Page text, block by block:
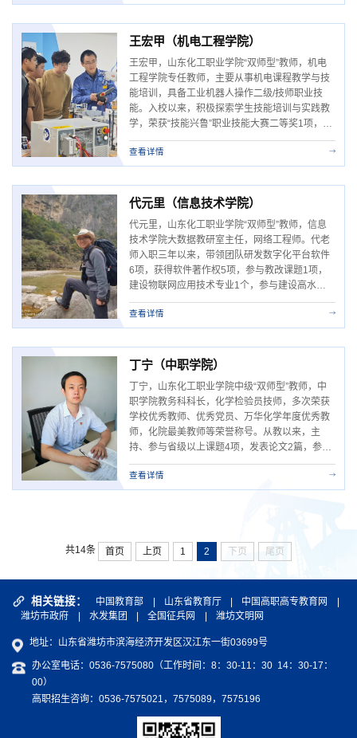
育思想研究规划课题1项、省级课题2项、潍坊市
社会科学规划重点研究专项课题2项、潍坊市教
育科学规划党建思政专项课题1项，...
王宏甲（机电工程学院）
王宏甲，山东化工职业学院“双师型”教师，机电
工程学院专任教师，主要从事机电课程教学与技
能培训，具备工业机器人操作二级/技师职业技
能。入校以来，积极探索学生技能培训与实践教
学，荣获“技能兴鲁”职业技能大赛二等奖1项，参
与山东省职业教育“技能大师”工作室1项，参编教
材1部，《化工自动化技术》省级高水平专业群
建设专班成员，指导学生获得山东省职业院校技
能大赛三等奖1项，山东省大学生课外学生科技
作品竞赛一等奖1项，...
查看详情
代元里（信息技术学院）
代元里，山东化工职业学院“双师型”教师，信息
技术学院大数据教研室主任，网络工程师。代老
师入职三年以来，带领团队研发数字化平台软件
6项，获得软件著作权5项，参与教改课题1项，
建设物联网应用技术专业1个，参与建设高水平
专业群1个，参编教材1本。在校园数字化建设之
路中，代老师带领团队开发的高校排课系统、新
生报到平台、信访投诉平台等软件已经大面积投
入使用，并且取得了良好反响。其中，高校排课
系统为学校各学院的教务排课工作节约了60%...
查看详情
丁宁（中职学院）
丁宁，山东化工职业学院中级“双师型”教师，中
职学院教务科科长，化学检验员技师，多次荣获
学校优秀教师、优秀党员、万华化学年度优秀教
师，化院最美教师等荣誉称号。从教以来，主
持、参与省级以上课题4项，发表论文2篇，参编
教材1部，获山东省石油和化学工业“十三五”产学
研协同创新优秀成果1项，潍坊市产教融合校企
合作典型案例1项，参与建设“山化院-京博”化工
查看详情
共14条 首页 上页 1 2 下页 尾页
相关链接： 中国教育部 | 山东省教育厅 | 中国高职高专教育网
|
潍坊市政府
| 水发集团 | 全国征兵网 | 潍坊文明网
地址：山东省潍坊市滨海经济开发区汉江东一街03699号
办公室电话：0536-7575080（工作时间：8：30-11：30 14：30-17：
00）
高职招生咨询：0536-7575021，7575089，7575196